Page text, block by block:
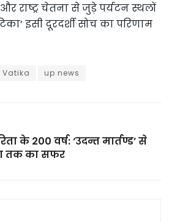
राष्ट्र चेतना से जुड़े पर्यटन स्थलों
इसी दूरदर्शी सोच का परिणाम
Vatika up news
के 200 वर्ष: ‘उदन्त मार्तण्ड’ से
तक का सफर